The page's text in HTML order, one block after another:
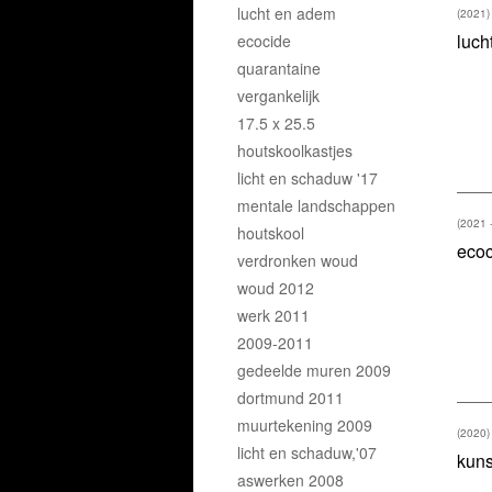
(2021)
(2021
(2020)
lucht en adem
ecocide
quarantaine
vergankelijk
17.5 x 25.5
houtskoolkastjes
licht en schaduw '17
mentale landschappen
houtskool
verdronken woud
woud 2012
werk 2011
2009-2011
gedeelde muren 2009
dortmund 2011
muurtekening 2009
licht en schaduw,'07
aswerken 2008